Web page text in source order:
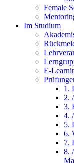
Female
Im Studium
E-
1.
2.
3.
4.
5.
6.
7.
8.